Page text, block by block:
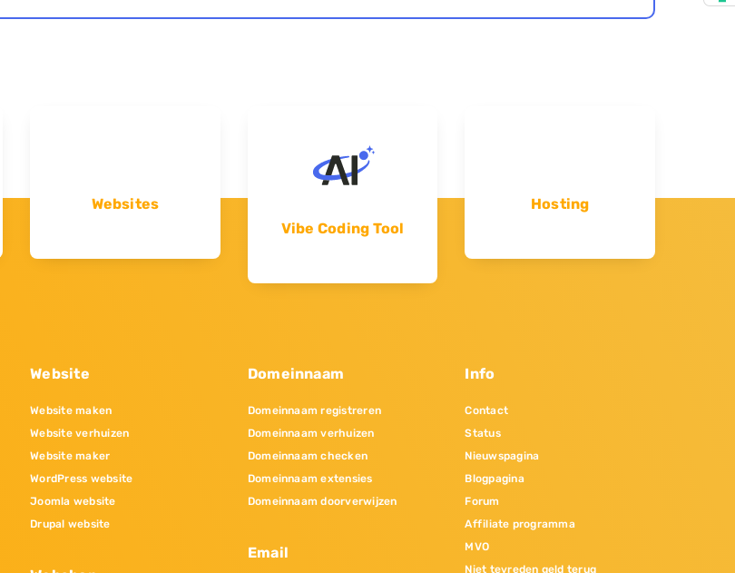
Websites
Vibe Coding Tool
Hosting
Website
Website maken
Website verhuizen
Website maker
WordPress website
Joomla website
Drupal website
Domeinnaam
Domeinnaam registreren
Domeinnaam verhuizen
Domeinnaam checken
Domeinnaam extensies
Domeinnaam doorverwijzen
Email
Info
Contact
Status
Nieuwspagina
Blogpagina
Forum
Affiliate programma
MVO
Niet tevreden geld terug